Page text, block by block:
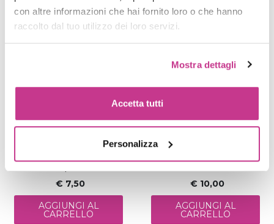
con altre informazioni che hai fornito loro o che hanno
raccolto dal tuo utilizzo dei loro servizi.
Mostra dettagli
Accetta tutti
Personalizza
gaya30
€ 7,50
AGGIUNGI AL
CARRELLO
€ 10,00
AGGIUNGI AL
CARRELLO